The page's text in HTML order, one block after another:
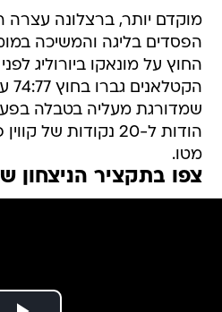
מוקדם יותר, ברצלונה
הפסדים בליגה והמשיכה
החוץ על מונאקו ביורוליג
שמדורגת מעליה בטבלה
מטו.
צפו בתקציר הניצחון